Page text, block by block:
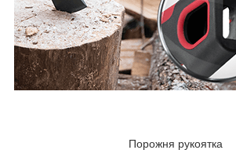
Порожня рукоятка